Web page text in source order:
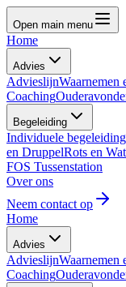
Open main menu
Home
Advies
AdvieslijnWaarnemen
Coaching
Begeleiding
Individuele begeleiding
en DruppelRots en
FOS Tussenstation
Over ons
Neem contact op
Home
Advies
AdvieslijnWaarnemen
Coaching